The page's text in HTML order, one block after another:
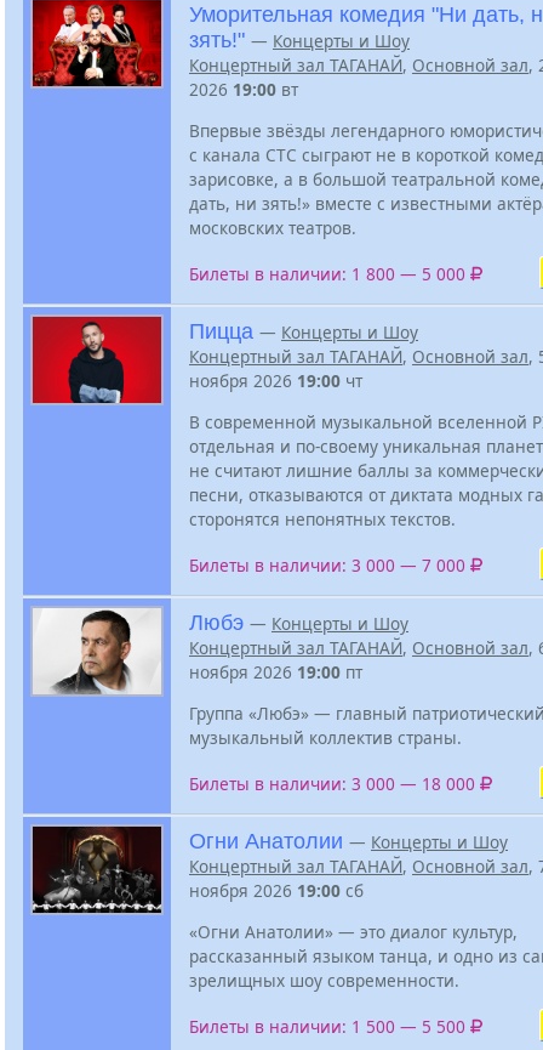
Уморительная комедия "Ни дать,
зять!" — Концерты и Шоу
Концертный зал ТАГАНАЙ, Основной зал,
2026 19:00 вт
Впервые звёзды легендарного
с канала СТС сыграют не в короткой
зарисовке, а в большой театральной
дать, ни зять!» вместе с известными
московских театров.
Билеты в наличии: 1 800 — 5 000
Пицца — Концерты и Шоу
Концертный зал ТАГАНАЙ, Основной зал,
ноября 2026 19:00 чт
В современной музыкальной вселенной
отдельная и по-своему уникальная
не считают лишние баллы за
песни, отказываются от диктата модных
сторонятся непонятных текстов.
Билеты в наличии: 3 000 — 7 000
Любэ — Концерты и Шоу
Концертный зал ТАГАНАЙ, Основной зал,
ноября 2026 19:00 пт
Группа «Любэ» — главный
музыкальный коллектив страны.
Билеты в наличии: 3 000 — 18 000
Огни Анатолии — Концерты и Шоу
Концертный зал ТАГАНАЙ, Основной зал,
ноября 2026 19:00 сб
«Огни Анатолии» — это диалог культур,
рассказанный языком танца, и одно из
зрелищных шоу современности.
Билеты в наличии: 1 500 — 5 500